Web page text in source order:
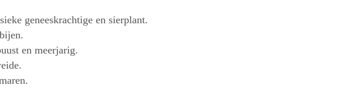
geneeskrachtige en sierplant.
en meerjarig.